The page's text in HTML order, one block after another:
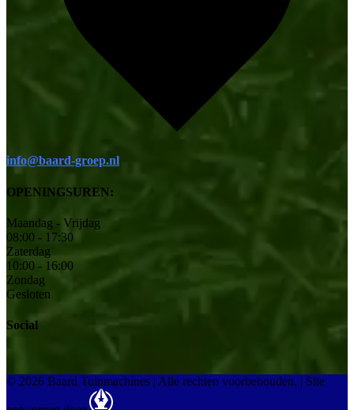
info@baard-groep.nl
OPENINGSUREN:
Maandag - Vrijdag
08:00 - 17:30
Zaterdag
10:00 - 16:00
Zondag
Gesloten
Social
© 2026 Baard Tuinmachines | Alle rechten voorbehouden. | Site